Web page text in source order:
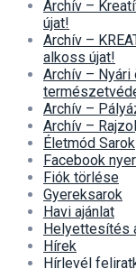
Archív –
újat!
Archív –
alkoss újat!
Archív –
Archív –
Archív –
Életmód Sarok
Facebook
Fiók törlése
Gyereksarok
Havi ajánlat
Helyettesítés
Hírek
Hírlevél